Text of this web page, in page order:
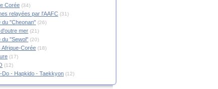
Corée (34)
relayées par l'AAFC (31)
du "Cheonan" (26)
mer (21)
du "Sewol" (20)
Afrique-Corée (18)
(17)
(12)
Do - Hapkido - Taekkyon (12)